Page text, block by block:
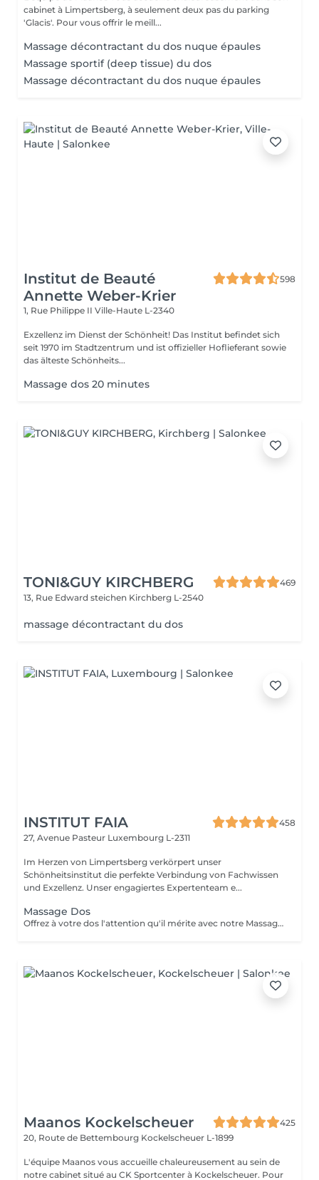
cabinet à Limpertsberg, à seulement deux pas du parking
'Glacis'. Pour vous offrir le meill...
Massage décontractant du dos nuque épaules
Massage sportif (deep tissue) du dos
Massage décontractant du dos nuque épaules
Institut de Beauté
Annette Weber-Krier
598
1, Rue Philippe II Ville-Haute L-2340
Exzellenz im Dienst der Schönheit! Das Institut befindet sich
seit 1970 im Stadtzentrum und ist offizieller Hoflieferant sowie
das älteste Schönheits...
Massage dos 20 minutes
TONI&GUY KIRCHBERG
469
13, Rue Edward steichen Kirchberg L-2540
massage décontractant du dos
INSTITUT FAIA
458
27, Avenue Pasteur Luxembourg L-2311
Im Herzen von Limpertsberg verkörpert unser
Schönheitsinstitut die perfekte Verbindung von Fachwissen
und Exzellenz. Unser engagiertes Expertenteam e...
Massage Dos
Offrez à votre dos l'attention qu'il mérite avec notre Massage du Dos. Une expérience qui cible spécifiquement les tensions accumulées dans la zone du dos, ce massage est un remède apaisant pour le stress et les douleurs musculaires. Nos thérapeutes experts utilisent des techniques spécialisées pour relâcher les nuds de tension, améliorer la circulation sanguine et rétablir le bien-être de votre dos. Laissez les soucis et les tensions s'envoler pendant que vous vous abandonnez à une oasis de relaxation. Redécouvrez la légèreté et le confort de votre dos, réservez votre séance dès aujourd'hui pour une détente totale.
Maanos Kockelscheuer
425
20, Route de Bettembourg Kockelscheuer L-1899
L'équipe Maanos vous accueille chaleureusement au sein de
notre cabinet situé au CK Sportcenter à Kockelscheuer. Pour